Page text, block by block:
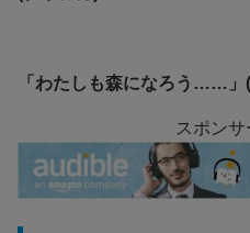
「わたしも森になろう……」
スポンサ